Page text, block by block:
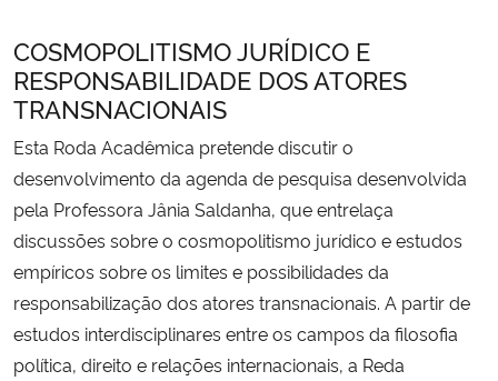
Ministério do Turismo
Ministério do Desenvolvimento Regional
Controladoria-Geral da União
Ministério da Mulher, da Família e dos Direitos Humanos
Secretaria-Geral
COSMOPOLITISMO JURÍDICO E
RESPONSABILIDADE DOS ATORES
TRANSNACIONAIS
Esta Roda Acadêmica pretende discutir o
desenvolvimento da agenda de pesquisa desenvolvida
pela Professora Jânia Saldanha, que entrelaça
discussões sobre o cosmopolitismo jurídico e estudos
empíricos sobre os limites e possibilidades da
responsabilização dos atores transnacionais. A partir de
estudos interdisciplinares entre os campos da filosofia
política, direito e relações internacionais, a Reda